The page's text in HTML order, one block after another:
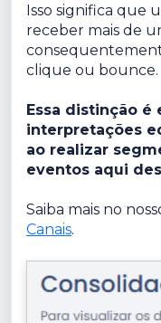
Isso significa que
receber mais de
clique ou bounce.
Essa distinção é
interpretações
ao realizar
eventos aqui
Saiba mais no
Canais.